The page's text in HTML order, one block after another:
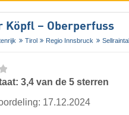
Köpfl – Oberperfuss
Tirol Regio Innsbruck Sellraintal
3,4 van de 5 sterren
17.12.2024